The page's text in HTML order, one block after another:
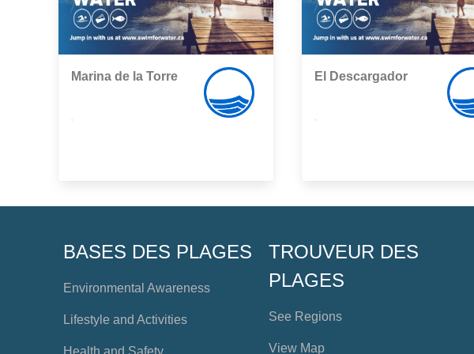
Marina de la Torre El Descargador
BASES DES PLAGES
Environmental Awareness
Lifestyle and Activities
Health and Safety
TROUVEUR DES
PLAGES
See Regions
View Map